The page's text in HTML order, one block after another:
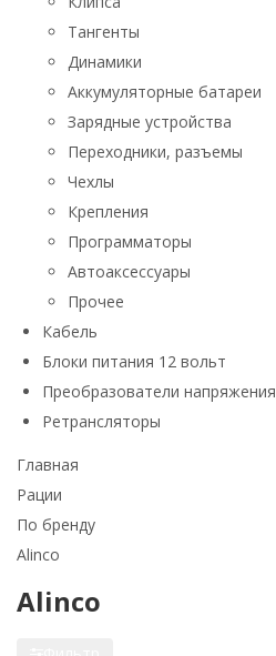
Тангенты
Динамики
Аккумуляторные батареи
Зарядные устройства
Переходники, разъемы
Чехлы
Крепления
Программаторы
Автоаксессуары
Прочее
Кабель
Блоки питания 12 вольт
Преобразователи напряжения
Ретрансляторы
Главная
Рации
По бренду
Alinco
Alinco